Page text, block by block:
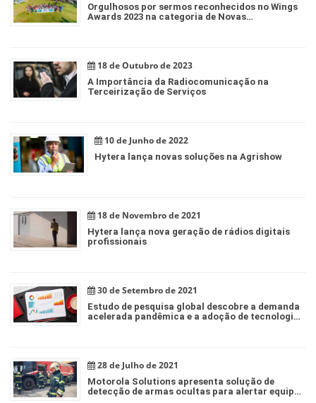
Orgulhosos por sermos reconhecidos no Wings
Awards 2023 na categoria de Novas
18 de Outubro de 2023
A Importância da Radiocomunicação na
Terceirização de Serviços
10 de Junho de 2022
Hytera lança novas soluções na Agrishow
18 de Novembro de 2021
Hytera lança nova geração de rádios digitais
profissionais
30 de Setembro de 2021
Estudo de pesquisa global descobre a demanda
acelerada pandêmica e a adoção de tecnologia
28 de Julho de 2021
Motorola Solutions apresenta solução de
detecção de armas ocultas para alertar equipes